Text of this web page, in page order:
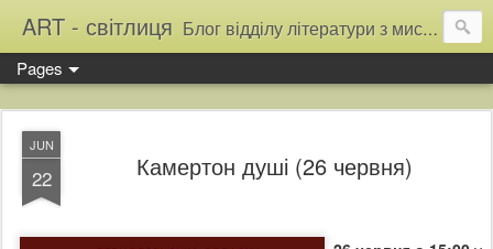
ART - світлиця Блог відділу літератури з мистецтва Тернопільської обласної універсальної наукової бібліотеки
Pages
JUN
22 Камертон душі (26 червня)